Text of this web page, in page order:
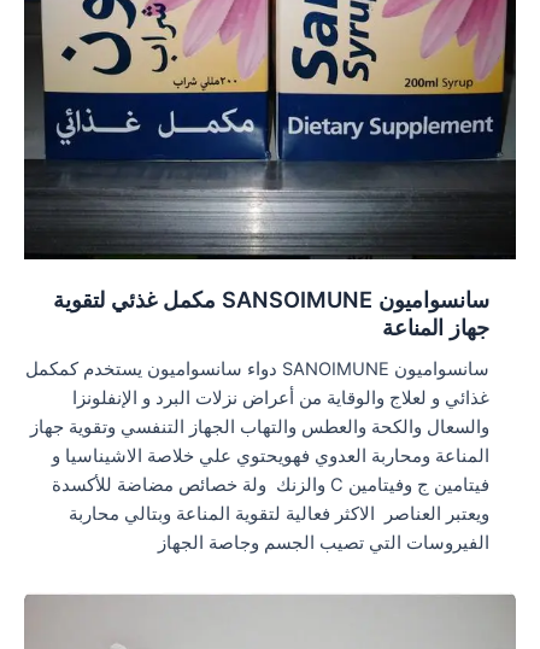
سانسواميون SANSOIMUNE مكمل غذئي لتقوية
جهاز المناعة
سانسواميون SANOIMUNE دواء سانسواميون يستخدم كمكمل
غذائي و لعلاج والوقاية من أعراض نزلات البرد و الإنفلونزا
والسعال والكحة والعطس والتهاب الجهاز التنفسي وتقوية جهاز
المناعة ومحاربة العدوي فهويحتوي علي خلاصة الاشيناسيا و
فيتامين ج وفيتامين C والزنك ولة خصائص مضاضة للأكسدة
ويعتبر العناصر الاكثر فعالية لتقوية المناعة وبتالي محاربة
الفيروسات التي تصيب الجسم وجاصة الجهاز